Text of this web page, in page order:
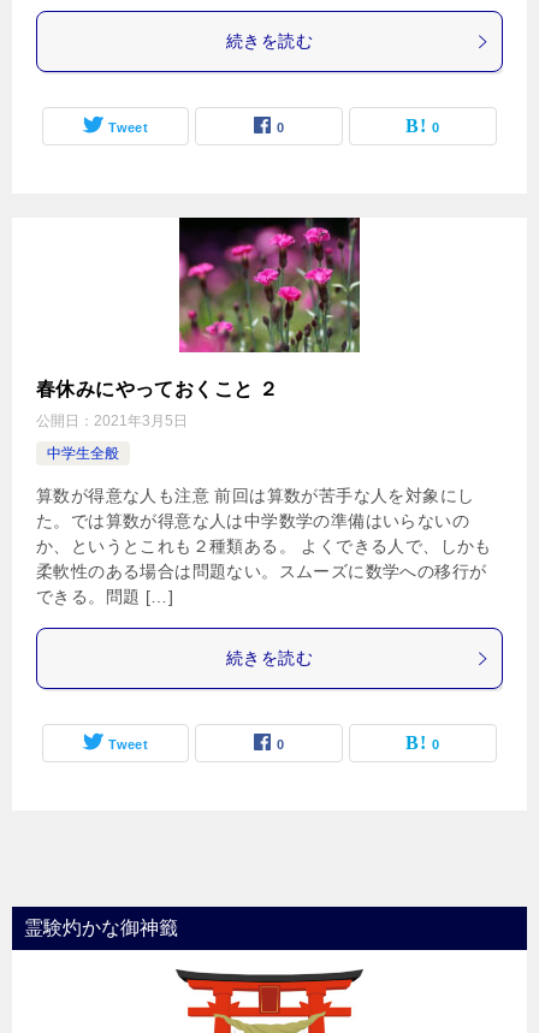
続きを読む
Tweet 0 0
春休みにやっておくこと ２
公開日： 2021年3月5日
中学生全般
算数が得意な人も注意 前回は算数が苦手な人を対象にし
た。では算数が得意な人は中学数学の準備はいらないの
か、というとこれも２種類ある。 よくできる人で、しかも
柔軟性のある場合は問題ない。スムーズに数学への移行が
できる。問題 […]
続きを読む
Tweet 0 0
霊験灼かな御神籤